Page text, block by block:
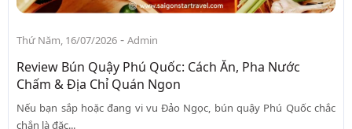
Thứ Năm, 16/07/2026 - Admin
Review Bún Quậy Phú Quốc: Cách Ăn, Pha Nước
Chấm & Địa Chỉ Quán Ngon
Nếu bạn sắp hoặc đang vi vu Đảo Ngọc, bún quậy Phú Quốc chắc
chắn là đặc...